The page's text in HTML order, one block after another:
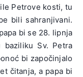
Petrove kosti, tu
bili sahranjivani.
bi se 28. lipnja
Sv. Petra
bi započinjalo
čitanja, a papa bi